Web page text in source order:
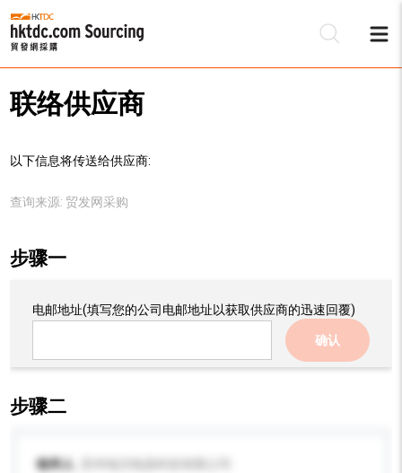
联络供应商
以下信息将传送给供应商:
查询来源: 贸发网采购
步骤一
电邮地址(填写您的公司电邮地址以获取供应商的迅速回覆)
确认
步骤二
收件人